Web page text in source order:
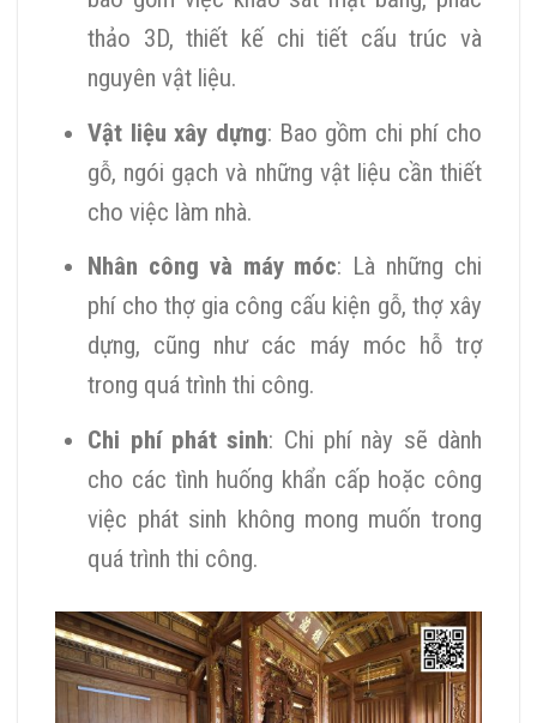
thảo 3D, thiết kế chi tiết cấu trúc và
nguyên vật liệu.
Vật liệu xây dựng: Bao gồm chi phí cho
gỗ, ngói gạch và những vật liệu cần thiết
cho việc làm nhà.
Nhân công và máy móc: Là những chi
phí cho thợ gia công cấu kiện gỗ, thợ xây
dựng, cũng như các máy móc hỗ trợ
trong quá trình thi công.
Chi phí phát sinh: Chi phí này sẽ dành
cho các tình huống khẩn cấp hoặc công
việc phát sinh không mong muốn trong
quá trình thi công.